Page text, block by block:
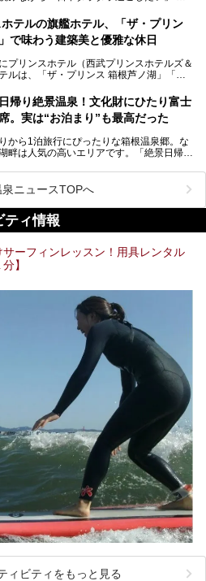
き誇る桜、魚たちが泳ぐ水風呂、そしてバ
せる休憩スペース…。驚きの連続だった館
トします！
たい」という願いを叶えてくれるのが、神
ウナや岩盤浴、一日中遊べるエンタメ施設
味わえるスーパー銭湯が数多く揃っていま
いはず。
奈川県内の人気施設26選を「安さ」「岩
、目的別に厳選して紹介します。
りの施設を見つけて、最高のリフレッシュ
テルの旗艦ホテル、「ザ・プリン
で味わう建築美と優雅な休日
プリンスホテル（西武プリンスホテルズ＆
ルは、「ザ・プリンス 箱根芦ノ湖」「芦
ンスホテル」と4軒あり、今回ご紹介する
箱根芦ノ湖」は、その中でもフラッグシッ
づけられる特別なホテルです。
する建築家の一人、村野藤吾が芦ノ湖の畔
ようなホテルがここ。自家源泉の温泉や、
西武・プリンスホテルズワールドワイド
リンス 箱根芦ノ湖のPR記事です。
帰り絶景温泉！文化財にひたり富士
。実は“お泊まり”も最高だった
から1泊旅行にぴったりな箱根温泉郷。な
畔は人気の高いエリアです。「絶景日帰り
眺望自慢の日帰り温泉。
室の「箱根 芦ノ湖畔蛸川温泉 龍宮殿」と
す。宿泊者は「龍宮殿本館」の営業時間に
の宿泊者専用時間帯にも「龍宮殿本館」
きます。
としての「絶景日帰り温泉 龍宮殿本館
館）」と、旅館としての「箱根 芦ノ湖畔
以下、龍宮殿）」の両方の魅力をたっぷ
九頭龍神社、白龍神社、箱根元宮と箱根の
れたパワースポットです。
西武・プリンスホテルズワールドワイド
芦ノ湖畔蛸川温泉 龍宮殿のPR記事です。
ニュースTOPへ
ティ情報
サーフィンレッスン！用具レンタル
】
ィビティをもっと見る